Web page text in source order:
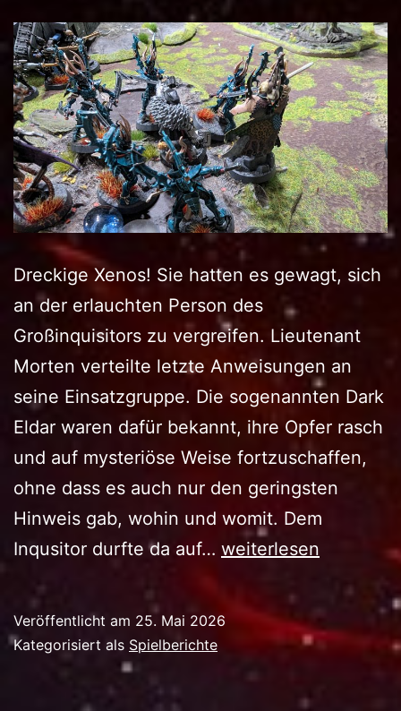
Dreckige Xenos! Sie hatten es gewagt, sich
an der erlauchten Person des
Großinquisitors zu vergreifen. Lieutenant
Morten verteilte letzte Anweisungen an
seine Einsatzgruppe. Die sogenannten Dark
Eldar waren dafür bekannt, ihre Opfer rasch
und auf mysteriöse Weise fortzuschaffen,
ohne dass es auch nur den geringsten
Hinweis gab, wohin und womit. Dem
Inqusitor durfte da auf… SAR
weiterlesen
Veröffentlicht am 25. Mai 2026
Kategorisiert als Spielberichte